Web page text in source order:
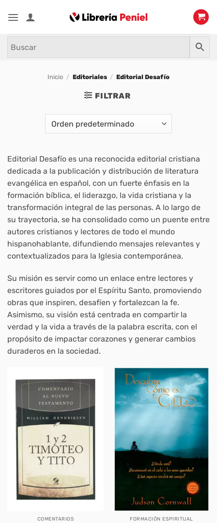
Inicio / Editoriales / Editorial Desafío
FILTRAR
Editorial Desafío es una reconocida editorial cristiana
dedicada a la publicación y distribución de literatura
evangélica en español, con un fuerte énfasis en la
formación bíblica, el liderazgo, la vida cristiana y la
transformación integral de las personas. A lo largo de
su trayectoria, se ha consolidado como un puente entre
autores cristianos y lectores de todo el mundo
hispanohablante, difundiendo mensajes relevantes y
contextualizados para la Iglesia contemporánea.
Su misión es servir como un enlace entre lectores y
escritores guiados por el Espíritu Santo, promoviendo
obras que inspiren, desafíen y fortalezcan la fe.
Asimismo, su visión está centrada en compartir la
verdad y la vida a través de la palabra escrita, con el
propósito de impactar corazones y generar cambios
duraderos en la sociedad.
COMENTARIOS FORMACIÓN ESPIRITUAL